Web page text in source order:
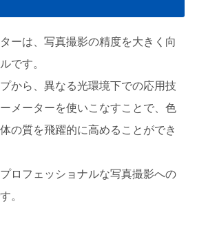
ーは、写真撮影の精度を大きく向
です。
から、異なる光環境下での応用技
メーターを使いこなすことで、色
の質を飛躍的に高めることができ
ロフェッショナルな写真撮影への
。